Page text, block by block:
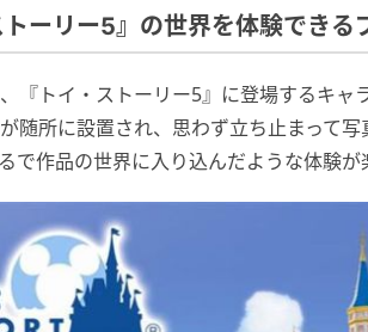
トーリー5』の世界を体験できる
『トイ・ストーリー5』に登場するキ
随所に設置され、思わず立ち止まって
で作品の世界に入り込んだような体験が